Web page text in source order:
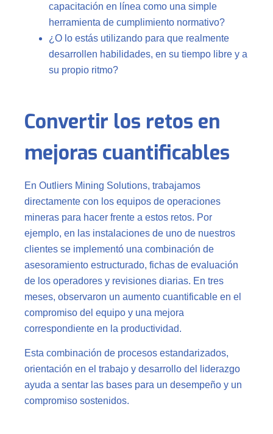
capacitación en línea como una simple
herramienta de cumplimiento normativo?
¿O lo estás utilizando para que realmente
desarrollen habilidades, en su tiempo libre y a
su propio ritmo?
Convertir los retos en
mejoras cuantificables
En Outliers Mining Solutions, trabajamos
directamente con los equipos de operaciones
mineras para hacer frente a estos retos. Por
ejemplo, en las instalaciones de uno de nuestros
clientes se implementó una combinación de
asesoramiento estructurado, fichas de evaluación
de los operadores y revisiones diarias. En tres
meses, observaron un aumento cuantificable en el
compromiso del equipo y una mejora
correspondiente en la productividad.
Esta combinación de procesos estandarizados,
orientación en el trabajo y desarrollo del liderazgo
ayuda a sentar las bases para un desempeño y un
compromiso sostenidos.